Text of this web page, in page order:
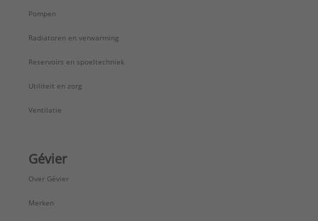
Pompen
Radiatoren en verwarming
Reservoirs en spoeltechniek
Utiliteit en zorg
Ventilatie
Gévier
Over Gévier
Merken